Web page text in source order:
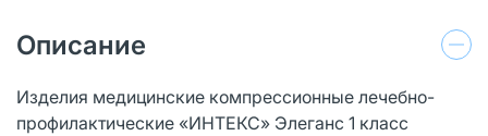
Описание
Изделия медицинские компрессионные лечебно-
профилактические «ИНТЕКС» Элеганс 1 класс